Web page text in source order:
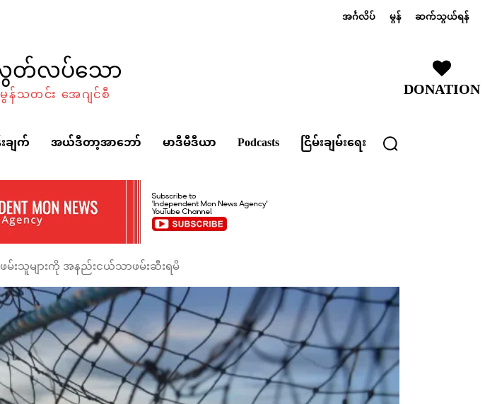
အင်္ဂလိပ် မွန် ဆက်သွယ်ရန်
လပ်သော
မွန်သတင်း အေဂျင်စီ DONATION
ချက် အယ်ဒီတာ့အာဘော် မာဒီမီဒီယာ Podcasts ငြိမ်းချမ်းရေး
မ်းသူများကို အနည်းငယ်သာဖမ်းဆီးရမိ